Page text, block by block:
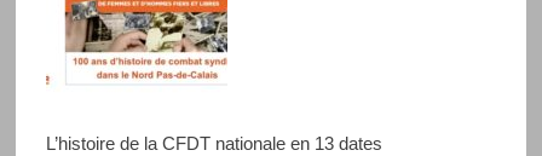
L’histoire de la CFDT nationale en 13 dates